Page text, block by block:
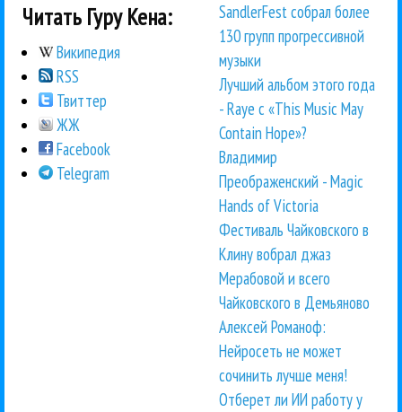
Читать Гуру Кена:
Википедия
RSS
Твиттер
ЖЖ
Facebook
Telegram
SandlerFest собрал более
130 групп прогрессивной
музыки
Лучший альбом этого года
- Raye с «This Music May
Contain Hope»?
Владимир
Преображенский - Magic
Hands of Victoria
Фестиваль Чайковского в
Клину вобрал джаз
Мерабовой и всего
Чайковского в Демьяново
Алексей Романоф:
Нейросеть не может
сочинить лучше меня!
Отберет ли ИИ работу у